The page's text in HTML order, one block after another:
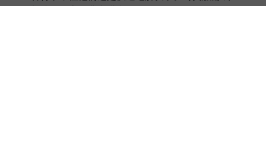
加速器的客服非常满意。